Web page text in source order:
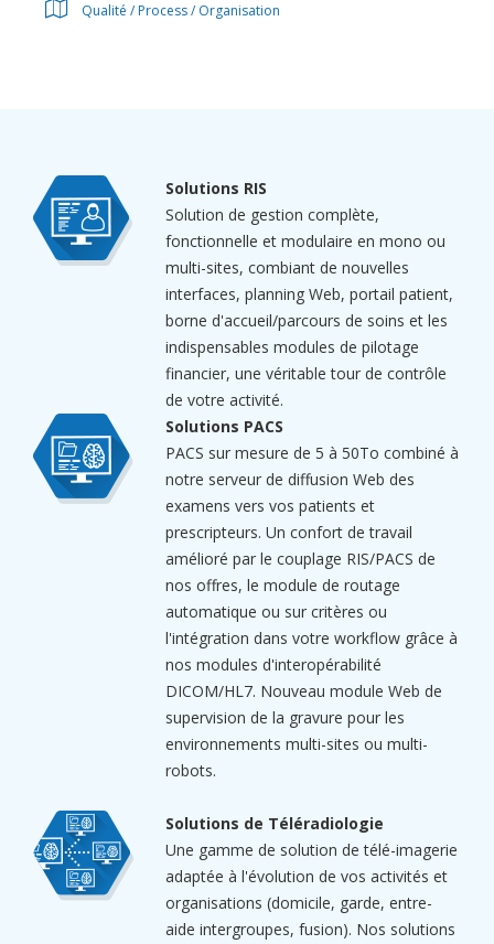
Qualité / Process / Organisation
Solutions RIS
Solution de gestion complète,
fonctionnelle et modulaire en mono ou
multi-sites, combiant de nouvelles
interfaces, planning Web, portail patient,
borne d'accueil/parcours de soins et les
indispensables modules de pilotage
financier, une véritable tour de contrôle
de votre activité.
Solutions PACS
PACS sur mesure de 5 à 50To combiné à
notre serveur de diffusion Web des
examens vers vos patients et
prescripteurs. Un confort de travail
amélioré par le couplage RIS/PACS de
nos offres, le module de routage
automatique ou sur critères ou
l'intégration dans votre workflow grâce à
nos modules d'interopérabilité
DICOM/HL7. Nouveau module Web de
supervision de la gravure pour les
environnements multi-sites ou multi-
robots.
Solutions de Téléradiologie
Une gamme de solution de télé-imagerie
adaptée à l'évolution de vos activités et
organisations (domicile, garde, entre-
aide intergroupes, fusion). Nos solutions